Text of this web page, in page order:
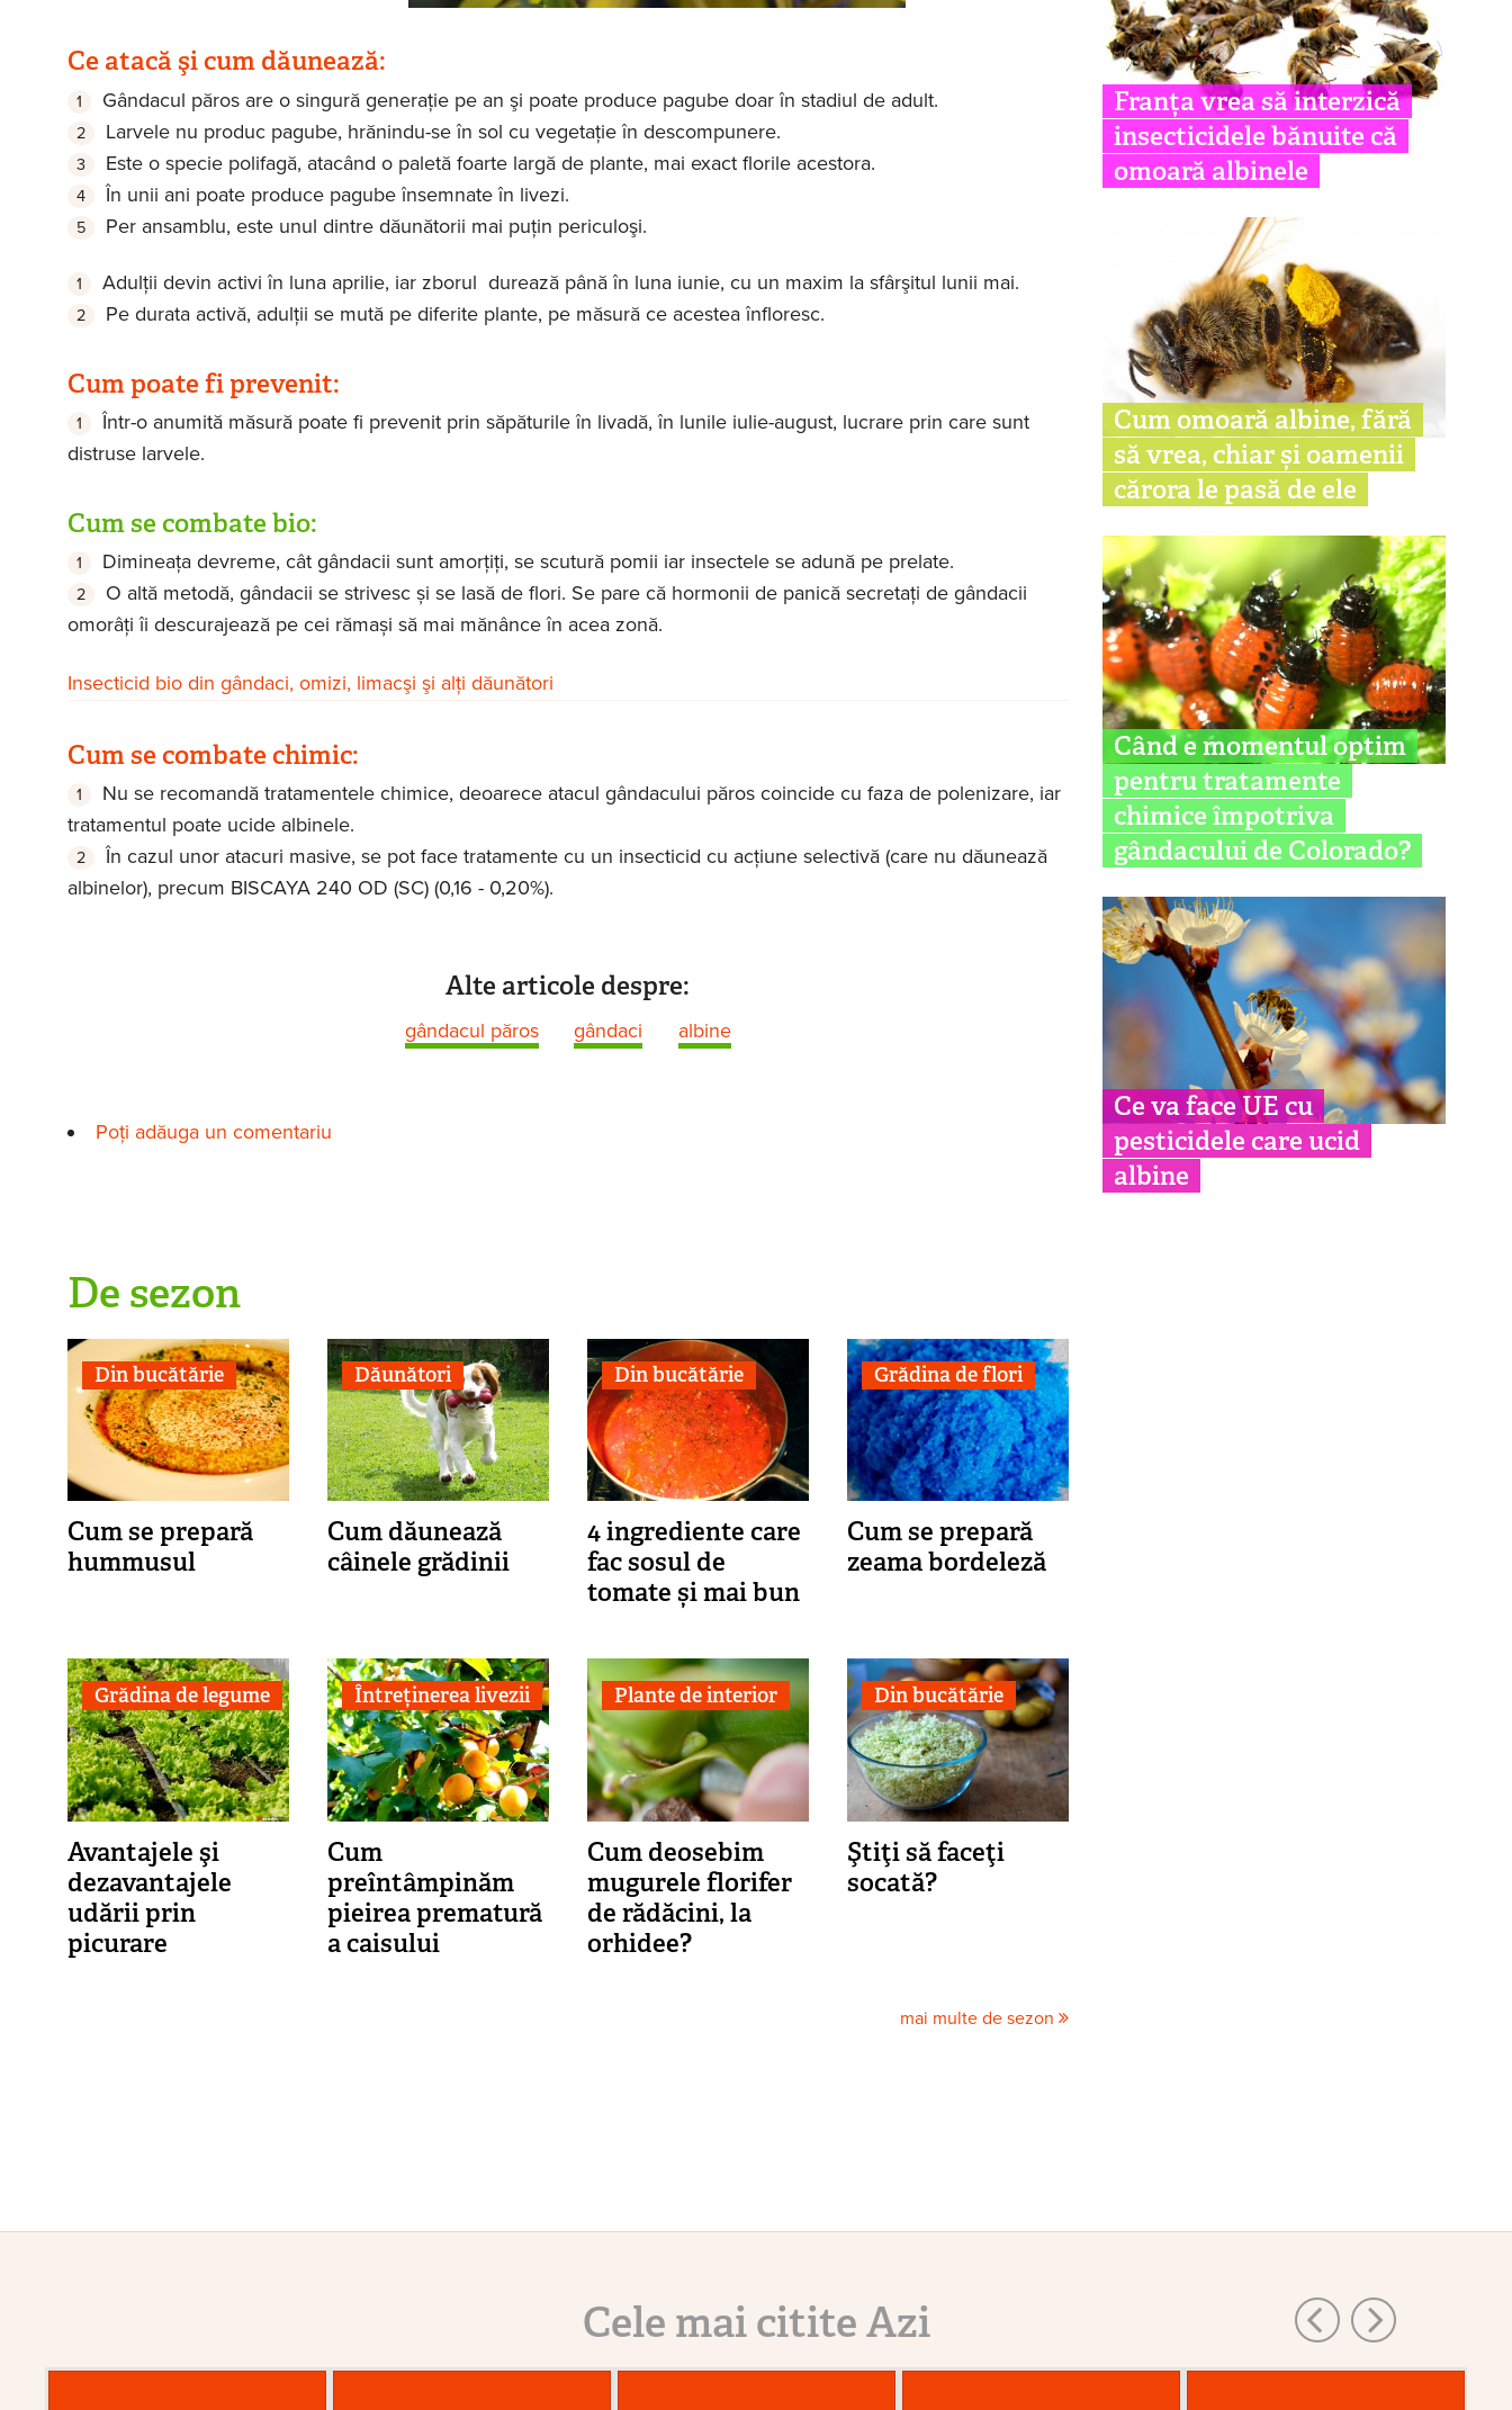
Ce atacă şi cum dăunează:
Gândacul păros are o singură generaţie pe an şi poate produce pagube doar în stadiul de adult.
Larvele nu produc pagube, hrănindu-se în sol cu vegetaţie în descompunere.
Este o specie polifagă, atacând o paletă foarte largă de plante, mai exact florile acestora.
În unii ani poate produce pagube însemnate în livezi.
Per ansamblu, este unul dintre dăunătorii mai puţin periculoşi.
Adulţii devin activi în luna aprilie, iar zborul durează până în luna iunie, cu un maxim la sfârşitul lunii mai.
Pe durata activă, adulţii se mută pe diferite plante, pe măsură ce acestea înfloresc.
Cum poate fi prevenit:
Într-o anumită măsură poate fi prevenit prin săpăturile în livadă, în lunile iulie-august, lucrare prin care sunt
distruse larvele.
Cum se combate bio:
Dimineaţa devreme, cât gândacii sunt amorţiţi, se scutură pomii iar insectele se adună pe prelate.
O altă metodă, gândacii se strivesc și se lasă de flori. Se pare că hormonii de panică secretați de gândacii
omorâți îi descurajează pe cei rămași să mai mănânce în acea zonă.
Insecticid bio din gândaci, omizi, limacşi şi alţi dăunători
Cum se combate chimic:
Nu se recomandă tratamentele chimice, deoarece atacul gândacului păros coincide cu faza de polenizare, iar
tratamentul poate ucide albinele.
În cazul unor atacuri masive, se pot face tratamente cu un insecticid cu acţiune selectivă (care nu dăunează
albinelor), precum BISCAYA 240 OD (SC) (0,16 - 0,20%).
Alte articole despre:
gândacul păros gândaci albine
Poți adăuga un comentariu
De sezon
Din bucătărie
Cum se prepară
hummusul
Dăunători
Cum dăunează
câinele grădinii
Din bucătărie
4 ingrediente care
fac sosul de
tomate și mai bun
Grădina de flori
Cum se prepară
zeama bordeleză
Grădina de legume
Avantajele şi
dezavantajele
udării prin
picurare
Întreținerea livezii
Cum
preîntâmpinăm
pieirea prematură
a caisului
Plante de interior
Cum deosebim
mugurele florifer
de rădăcini, la
orhidee?
Din bucătărie
Ştiţi să faceţi
socată?
mai multe de sezon
Franța vrea să interzică
insecticidele bănuite că
omoară albinele
Cum omoară albine, fără
să vrea, chiar și oamenii
cărora le pasă de ele
Când e momentul optim
pentru tratamente
chimice împotriva
gândacului de Colorado?
Ce va face UE cu
pesticidele care ucid
albine
Cele mai citite Azi